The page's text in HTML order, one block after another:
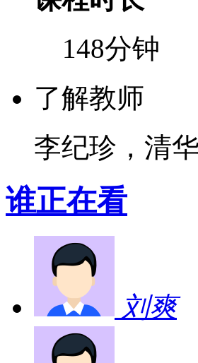
148分钟
了解教师
李纪珍，清
谁正在看
刘爽